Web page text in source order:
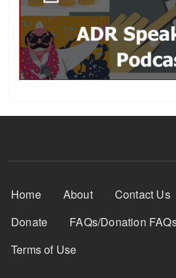
Footer Menu
Home About Contact Us
Donate
FAQs/Donation
Terms of Use